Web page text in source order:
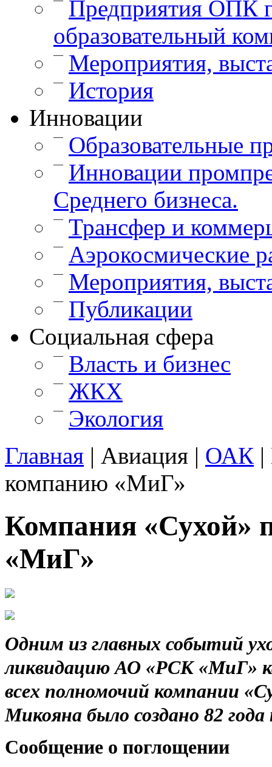
Предприятия ОПК
образовательный
— Мероприятия,
— История
Инновации
— Образовательные
— Инновации
Среднего бизнеса.
— Трансфер и
— Аэрокосмические
— Мероприятия,
— Публикации
Cоциальная сфера
— Власть и бизнес
— ЖКХ
—
Экология
Главная | Авиация | ОАК |
компанию «МиГ»
Компания «Сухой»
«МиГ»
Одним из главных событий
ликвидацию АО «РСК «МиГ»
всех полномочий компании
Микояна было создано 82
Сообщение о поглощении